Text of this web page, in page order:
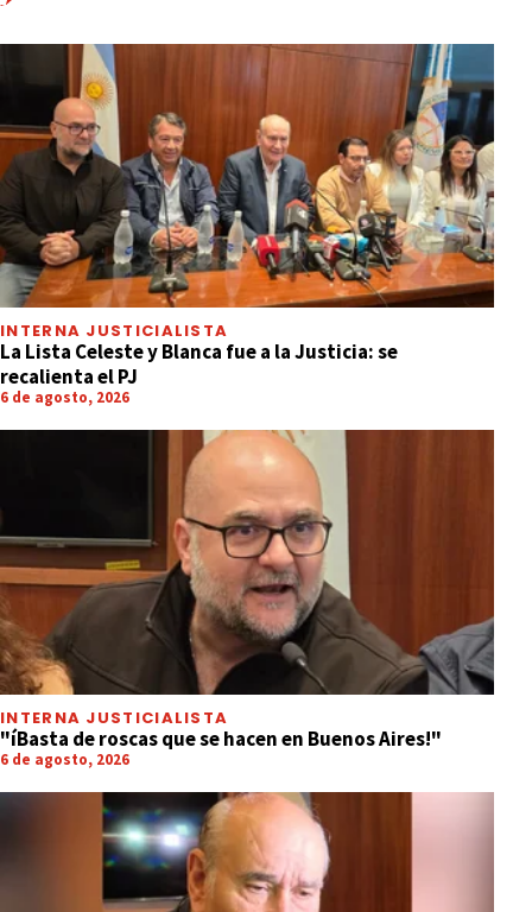
INTERNA JUSTICIALISTA
La Lista Celeste y Blanca fue a la Justicia: se
recalienta el PJ
6 de agosto, 2026
INTERNA JUSTICIALISTA
"íBasta de roscas que se hacen en Buenos Aires!"
6 de agosto, 2026